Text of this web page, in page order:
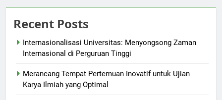
Recent Posts
Internasionalisasi Universitas: Menyongsong Zaman
Internasional di Perguruan Tinggi
Merancang Tempat Pertemuan Inovatif untuk Ujian
Karya Ilmiah yang Optimal